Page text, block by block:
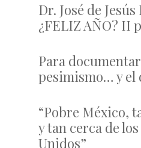
Dr. José de
¿FELIZ AÑO? II
Para
pesimismo… y el
“Pobre México,
y tan cerca de
Unidos”